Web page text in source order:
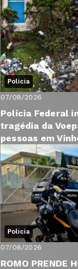
Policia
07/08/2026
Polícia Federal
tragédia da
pessoas em
Policia
07/08/2026
ROMO PRENDE